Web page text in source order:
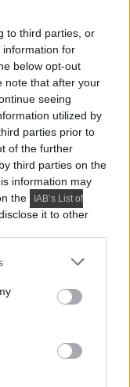
to third parties, or
information for
below opt-out
note that after your
seeing
utilized by
parties prior to
of the further
third parties on the
information may
the
IAB’s List of
it to other
or more Google
You may click to
party tags to
in below Google
villa
között
Umbriában
villa, a Col